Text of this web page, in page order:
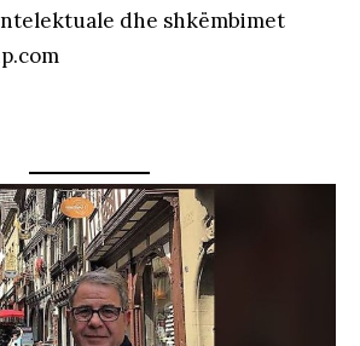
dhe shkëmbimet